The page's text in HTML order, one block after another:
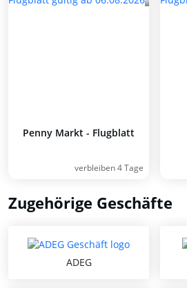
Penny Markt - Flugblatt
verbleiben 4 Tage
Zugehörige Geschäfte
ADEG